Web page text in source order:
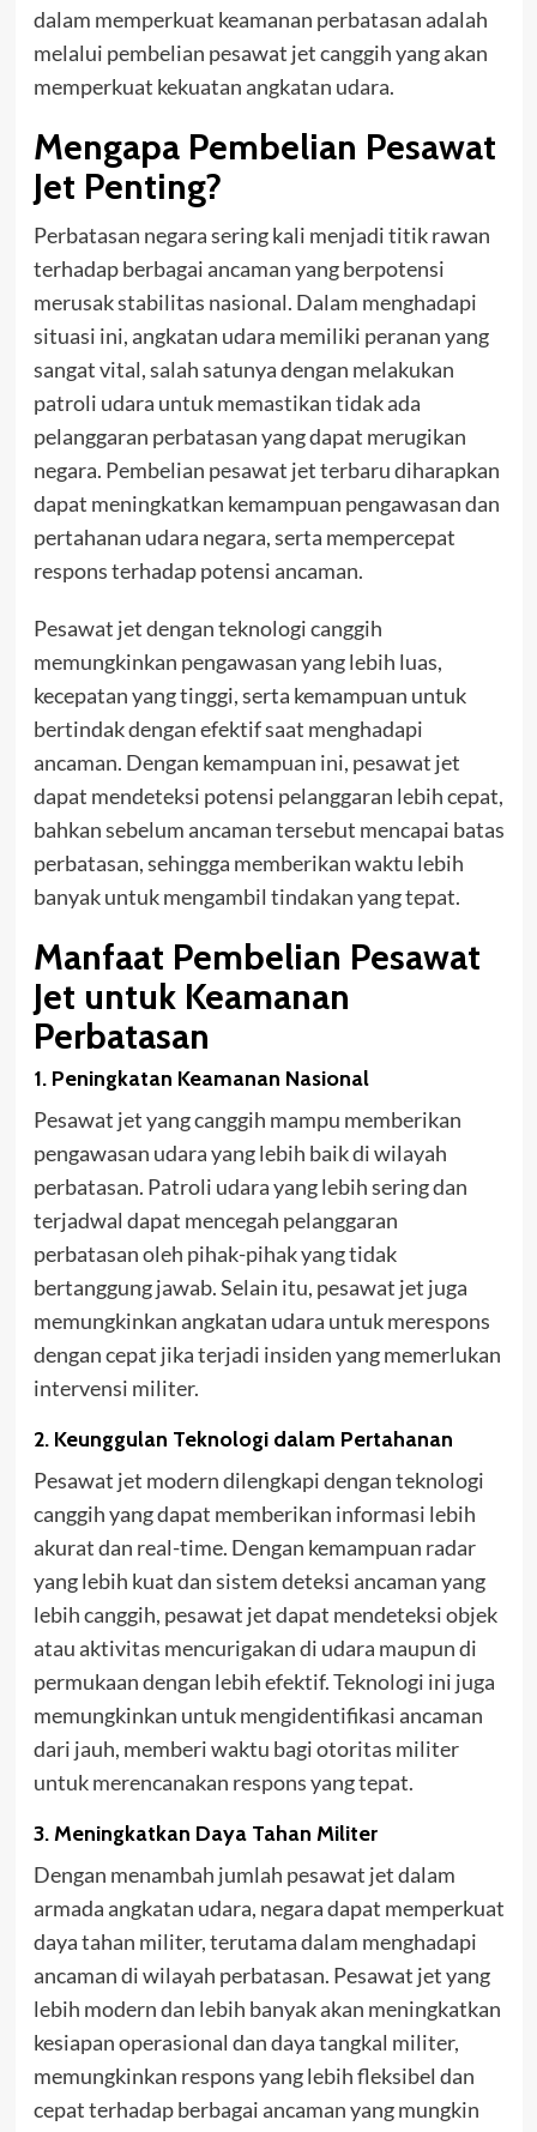
dalam memperkuat keamanan perbatasan adalah
melalui pembelian pesawat jet canggih yang akan
memperkuat kekuatan angkatan udara.
Mengapa Pembelian Pesawat
Jet Penting?
Perbatasan negara sering kali menjadi titik rawan
terhadap berbagai ancaman yang berpotensi
merusak stabilitas nasional. Dalam menghadapi
situasi ini, angkatan udara memiliki peranan yang
sangat vital, salah satunya dengan melakukan
patroli udara untuk memastikan tidak ada
pelanggaran perbatasan yang dapat merugikan
negara. Pembelian pesawat jet terbaru diharapkan
dapat meningkatkan kemampuan pengawasan dan
pertahanan udara negara, serta mempercepat
respons terhadap potensi ancaman.
Pesawat jet dengan teknologi canggih
memungkinkan pengawasan yang lebih luas,
kecepatan yang tinggi, serta kemampuan untuk
bertindak dengan efektif saat menghadapi
ancaman. Dengan kemampuan ini, pesawat jet
dapat mendeteksi potensi pelanggaran lebih cepat,
bahkan sebelum ancaman tersebut mencapai batas
perbatasan, sehingga memberikan waktu lebih
banyak untuk mengambil tindakan yang tepat.
Manfaat Pembelian Pesawat
Jet untuk Keamanan
Perbatasan
1. Peningkatan Keamanan Nasional
Pesawat jet yang canggih mampu memberikan
pengawasan udara yang lebih baik di wilayah
perbatasan. Patroli udara yang lebih sering dan
terjadwal dapat mencegah pelanggaran
perbatasan oleh pihak-pihak yang tidak
bertanggung jawab. Selain itu, pesawat jet juga
memungkinkan angkatan udara untuk merespons
dengan cepat jika terjadi insiden yang memerlukan
intervensi militer.
2. Keunggulan Teknologi dalam Pertahanan
Pesawat jet modern dilengkapi dengan teknologi
canggih yang dapat memberikan informasi lebih
akurat dan real-time. Dengan kemampuan radar
yang lebih kuat dan sistem deteksi ancaman yang
lebih canggih, pesawat jet dapat mendeteksi objek
atau aktivitas mencurigakan di udara maupun di
permukaan dengan lebih efektif. Teknologi ini juga
memungkinkan untuk mengidentifikasi ancaman
dari jauh, memberi waktu bagi otoritas militer
untuk merencanakan respons yang tepat.
3. Meningkatkan Daya Tahan Militer
Dengan menambah jumlah pesawat jet dalam
armada angkatan udara, negara dapat memperkuat
daya tahan militer, terutama dalam menghadapi
ancaman di wilayah perbatasan. Pesawat jet yang
lebih modern dan lebih banyak akan meningkatkan
kesiapan operasional dan daya tangkal militer,
memungkinkan respons yang lebih fleksibel dan
cepat terhadap berbagai ancaman yang mungkin